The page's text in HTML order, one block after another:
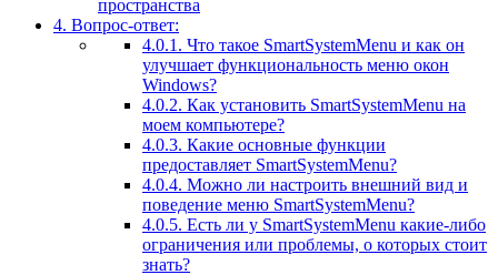
пространства
4. Вопрос-ответ:
4.0.1. Что такое SmartSystemMenu и как он
улучшает функциональность меню окон
Windows?
4.0.2. Как установить SmartSystemMenu на
моем компьютере?
4.0.3. Какие основные функции
предоставляет SmartSystemMenu?
4.0.4. Можно ли настроить внешний вид и
поведение меню SmartSystemMenu?
4.0.5. Есть ли у SmartSystemMenu какие-либо
ограничения или проблемы, о которых стоит
знать?